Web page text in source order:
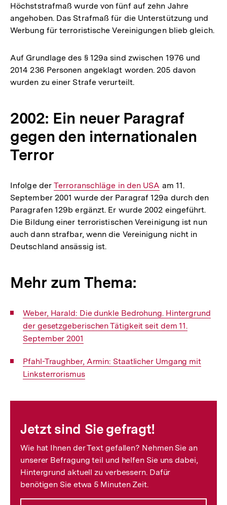
Höchststrafmaß wurde von fünf auf zehn Jahre
angehoben. Das Strafmaß für die Unterstützung und
Werbung für terroristische Vereinigungen blieb gleich.
Auf Grundlage des § 129a sind zwischen 1976 und
2014 236 Personen angeklagt worden. 205 davon
wurden zu einer Strafe verurteilt.
2002: Ein neuer Paragraf
gegen den internationalen
Terror
Infolge derInterner
Link:
Terroranschläge in den USA am 11.
September 2001 wurde der Paragraf 129a durch den
Paragrafen 129b ergänzt. Er wurde 2002 eingeführt.
Die Bildung einer terroristischen Vereinigung ist nun
auch dann strafbar, wenn die Vereinigung nicht in
Deutschland ansässig ist.
Mehr zum Thema:
Interner
Link:
Weber, Harald: Die dunkle Bedrohung. Hintergrund
der gesetzgeberischen Tätigkeit seit dem 11.
September 2001
Interner
Link:
Pfahl-Traughber, Armin: Staatlicher Umgang mit
Linksterrorismus
Jetzt sind Sie gefragt!
Wie hat Ihnen der Text gefallen? Nehmen Sie an
unserer Befragung teil und helfen Sie uns dabei,
Hintergrund aktuell zu verbessern. Dafür
benötigen Sie etwa 5 Minuten Zeit.